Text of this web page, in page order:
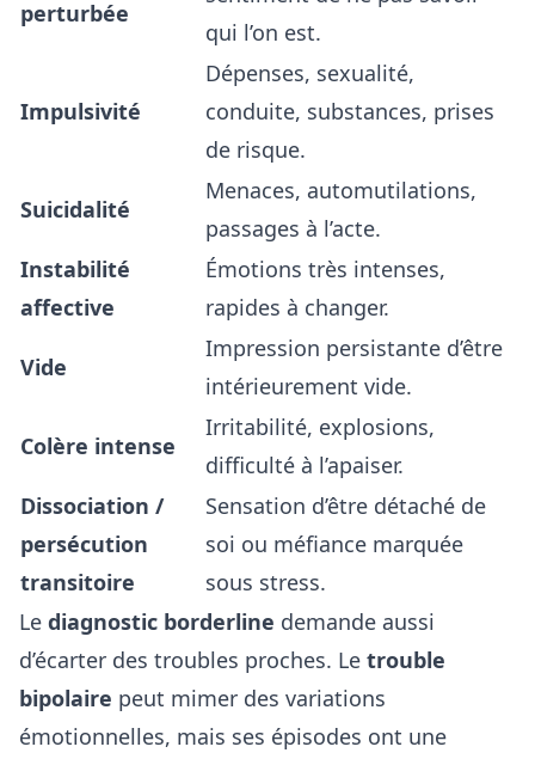
perturbée
qui l’on est.
Impulsivité
Dépenses, sexualité,
conduite, substances, prises
de risque.
Suicidalité
Menaces, automutilations,
passages à l’acte.
Instabilité
affective
Émotions très intenses,
rapides à changer.
Vide
Impression persistante d’être
intérieurement vide.
Colère intense
Irritabilité, explosions,
difficulté à l’apaiser.
Dissociation /
persécution
transitoire
Sensation d’être détaché de
soi ou méfiance marquée
sous stress.
Le diagnostic borderline demande aussi
d’écarter des troubles proches. Le trouble
bipolaire peut mimer des variations
émotionnelles, mais ses épisodes ont une